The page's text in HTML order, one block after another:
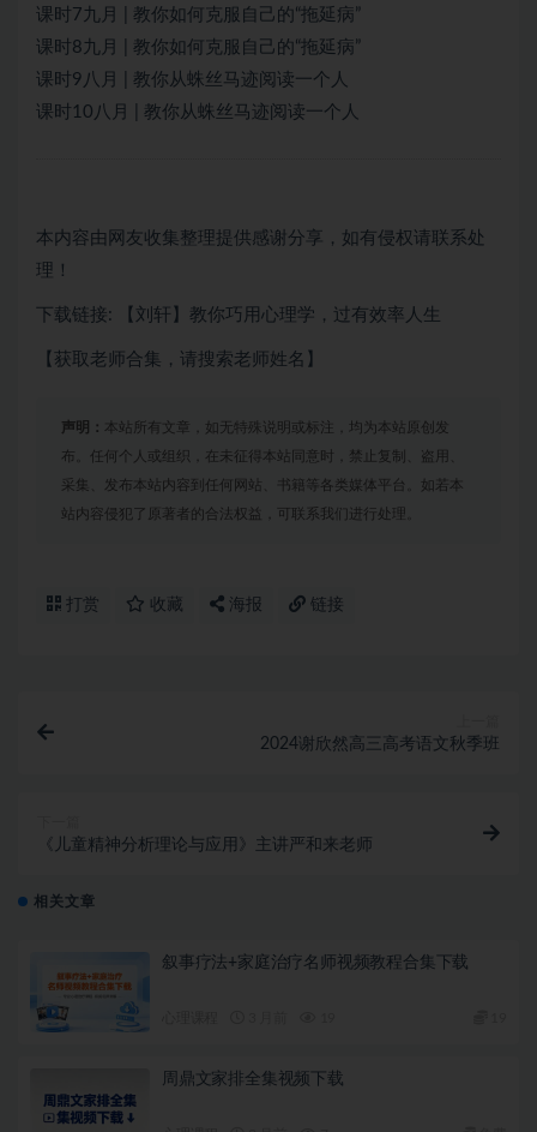
课时7九月 | 教你如何克服自己的“拖延病”
课时8九月 | 教你如何克服自己的“拖延病”
课时9八月 | 教你从蛛丝马迹阅读一个人
课时10八月 | 教你从蛛丝马迹阅读一个人
本内容由网友收集整理提供感谢分享，如有侵权请联系处
理！
下载链接: 【刘轩】教你巧用心理学，过有效率人生
【获取老师合集，请搜索老师姓名】
声明： 本站所有文章，如无特殊说明或标注，均为本站原创发
布。任何个人或组织，在未征得本站同意时，禁止复制、盗用、
采集、发布本站内容到任何网站、书籍等各类媒体平台。如若本
站内容侵犯了原著者的合法权益，可联系我们进行处理。
打赏 收藏 海报 链接
2024谢欣然高三高考语文秋季班
《儿童精神分析理论与应用》主讲严和来老师
相关文章
叙事疗法+家庭治疗名师视频教程合集下载
周鼎文家排全集视频下载